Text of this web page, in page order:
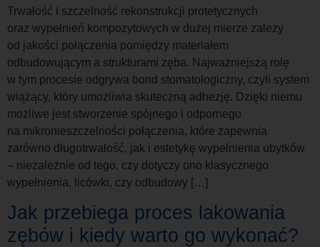
Trwałość i szczelność rekonstrukcji protetycznych
oraz wypełnień kompozytowych w dużej mierze zależy
od jakości połączenia pomiędzy materiałem
odbudowującym a strukturami zęba. Najważniejszą rolę
w tym procesie odgrywa bond stomatologiczny, czyli system
wiążący, który umożliwia skuteczną adhezję. Dzięki niemu
możliwe jest stworzenie spójnego i odpornego
na mikronieszczelności połączenia, które zapewnia
zarówno długotrwałość, jak i estetykę wypełnienia ubytków
– niezależnie od tego, czy dotyczy ono klasycznego
wypełnienia, licówki, czy odbudowy […]
Jak przebiega proces lakowania
zębów i kiedy warto go wykonać?